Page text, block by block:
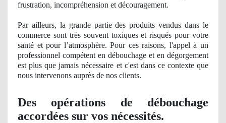
frustration, incompréhension et découragement.
Par ailleurs, la grande partie des produits vendus dans le
commerce sont très souvent toxiques et risqués pour votre
santé et pour l’atmosphère. Pour ces raisons, l'appel à un
professionnel compétent en débouchage et en dégorgement
est plus que jamais nécessaire et c'est dans ce contexte que
nous intervenons auprès de nos clients.
Des opérations de débouchage
accordées sur vos nécessités.